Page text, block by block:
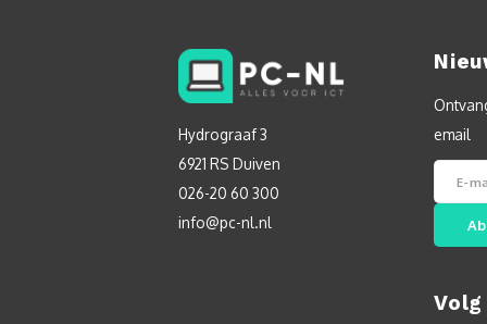
Hydrograaf 3
6921 RS Duiven
026-20 60 300
info@pc-nl.nl
email